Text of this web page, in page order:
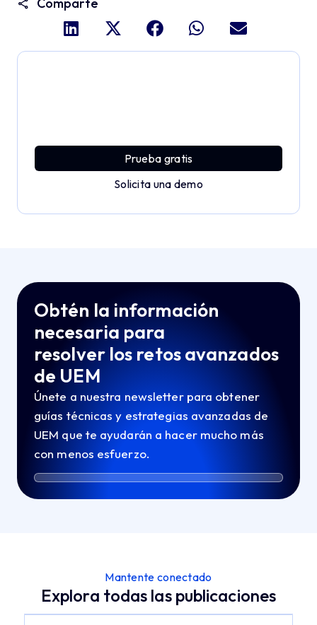
Comparte
Prueba gratis
Solicita una demo
Obtén la información
necesaria para
resolver los retos avanzados
de UEM
Únete a nuestra newsletter para obtener
guías técnicas y estrategias avanzadas de
UEM que te ayudarán a hacer mucho más
con menos esfuerzo.
Mantente conectado
Explora todas las publicaciones